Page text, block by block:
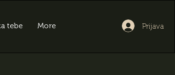
tebe More Prijava